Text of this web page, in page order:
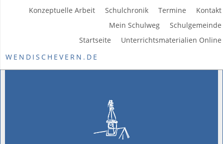
Kontakt
Termine
Schulchronik
Konzeptuelle Arbeit
Schulgemeinde
Mein Schulweg
Unterrichtsmaterialien Online
Startseite
WENDISCHEVERN.DE